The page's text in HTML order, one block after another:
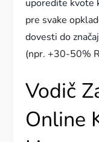
uporedite kvote
pre svake
dovesti do
(npr. +30-50%
Vodič
Online